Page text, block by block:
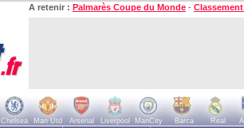
A retenir : Palmarès Coupe du Monde -
Chelsea Man Utd Arsenal Liverpool ManCity Barca Real